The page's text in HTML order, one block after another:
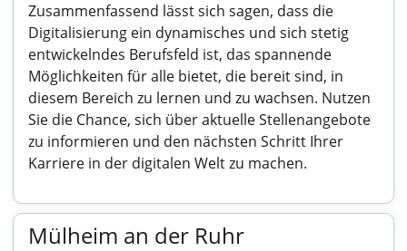
Zusammenfassend lässt sich sagen, dass die
Digitalisierung ein dynamisches und sich stetig
entwickelndes Berufsfeld ist, das spannende
Möglichkeiten für alle bietet, die bereit sind, in
diesem Bereich zu lernen und zu wachsen. Nutzen
Sie die Chance, sich über aktuelle Stellenangebote
zu informieren und den nächsten Schritt Ihrer
Karriere in der digitalen Welt zu machen.
Mülheim an der Ruhr